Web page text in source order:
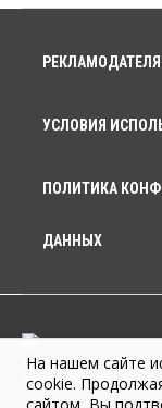
УСЛОВИЯ
ПОЛИТИКА
ДАННЫХ
© 2026 г. Общество с
Медиа» 18+
На нашем сайте
cookie.